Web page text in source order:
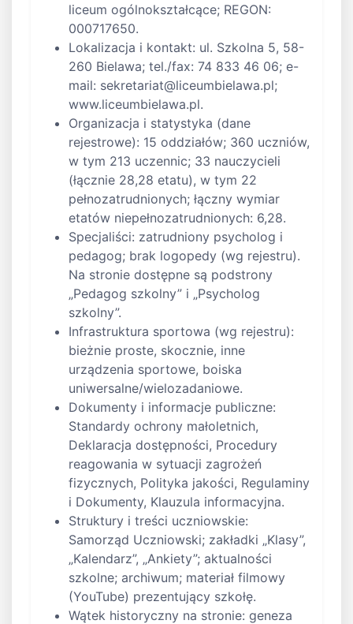
liceum ogólnokształcące; REGON:
000717650.
Lokalizacja i kontakt: ul. Szkolna 5, 58-
260 Bielawa; tel./fax: 74 833 46 06; e-
mail: sekretariat@liceumbielawa.pl;
www.liceumbielawa.pl.
Organizacja i statystyka (dane
rejestrowe): 15 oddziałów; 360 uczniów,
w tym 213 uczennic; 33 nauczycieli
(łącznie 28,28 etatu), w tym 22
pełnozatrudnionych; łączny wymiar
etatów niepełnozatrudnionych: 6,28.
Specjaliści: zatrudniony psycholog i
pedagog; brak logopedy (wg rejestru).
Na stronie dostępne są podstrony
„Pedagog szkolny” i „Psycholog
szkolny”.
Infrastruktura sportowa (wg rejestru):
bieżnie proste, skocznie, inne
urządzenia sportowe, boiska
uniwersalne/wielozadaniowe.
Dokumenty i informacje publiczne:
Standardy ochrony małoletnich,
Deklaracja dostępności, Procedury
reagowania w sytuacji zagrożeń
fizycznych, Polityka jakości, Regulaminy
i Dokumenty, Klauzula informacyjna.
Struktury i treści uczniowskie:
Samorząd Uczniowski; zakładki „Klasy”,
„Kalendarz”, „Ankiety”; aktualności
szkolne; archiwum; materiał filmowy
(YouTube) prezentujący szkołę.
Wątek historyczny na stronie: geneza